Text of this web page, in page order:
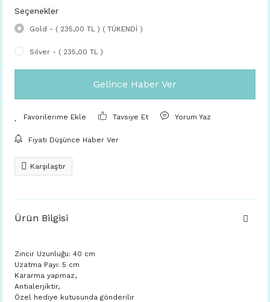
Seçenekler
Gold - ( 235,00 TL ) ( TÜKENDİ )
Silver - ( 235,00 TL )
Gelince Haber Ver
Tavsiye Et Yorum Yaz
Fiyatı Düşünce Haber Ver
Karşılaştır
Ürün Bilgisi
Zincir Uzunluğu: 40 cm
Uzatma Payı: 5 cm
Kararma yapmaz,
Antialerjiktir,
Özel hediye kutusunda gönderilir